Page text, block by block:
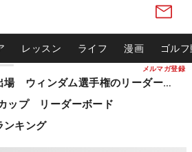
メルマガ登録
レッスン ライフ 漫画 ゴル
松山英樹ら出場 ウィンダム選手権のリーダーボード
ップ リーダーボード
ンキング